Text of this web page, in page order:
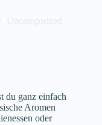
Uncategorized
du ganz einfach
Aromen
oder